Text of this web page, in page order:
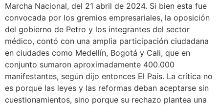
Marcha Nacional, del 21 abril de 2024. Si bien esta fue
convocada por los gremios empresariales, la oposición
del gobierno de Petro y los integrantes del sector
médico, contó con una amplia participación ciudadana
en ciudades como Medellín, Bogotá y Cali, que en
conjunto sumaron aproximadamente 400.000
manifestantes, según dijo entonces El País. La crítica no
es porque las leyes y las reformas deban aceptarse sin
cuestionamientos, sino porque su rechazo plantea una